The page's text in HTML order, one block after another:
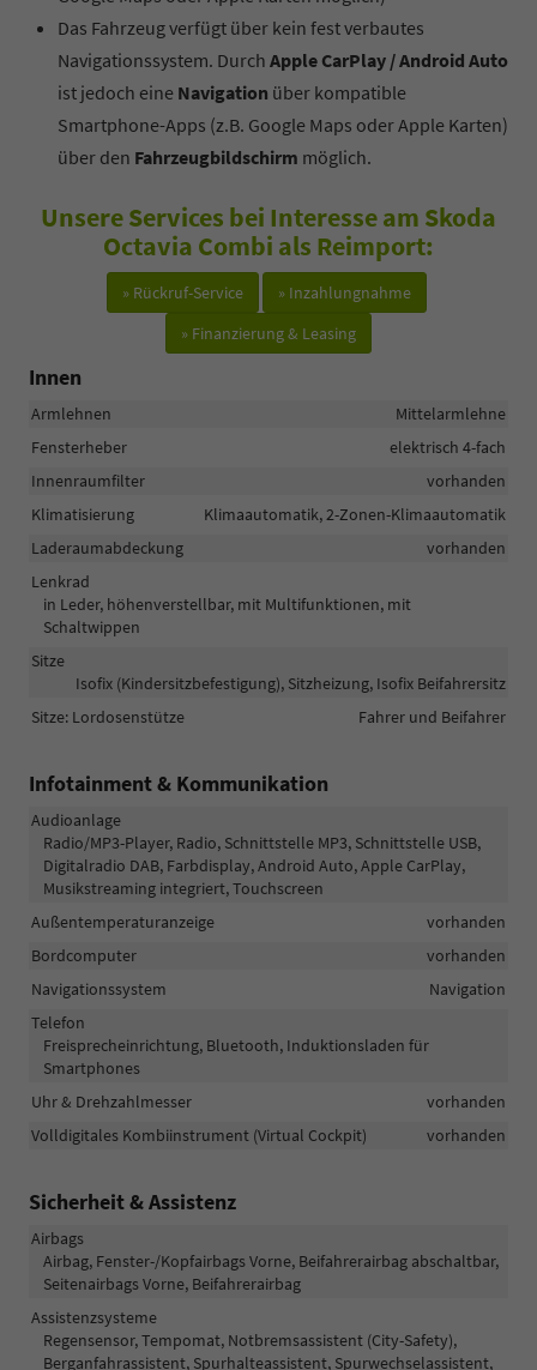
Das Fahrzeug verfügt über kein fest verbautes
Navigationssystem. Durch Apple CarPlay / Android Auto
ist jedoch eine Navigation über kompatible
Smartphone-Apps (z.B. Google Maps oder Apple Karten)
über den Fahrzeugbildschirm möglich.
Unsere Services bei Interesse am Skoda
Octavia Combi als Reimport:
» Rückruf-Service
» Inzahlungnahme
» Finanzierung & Leasing
Innen
Armlehnen
Mittelarmlehne
Fensterheber
elektrisch 4-fach
Innenraumfilter
vorhanden
Klimatisierung
Klimaautomatik, 2-Zonen-Klimaautomatik
Laderaumabdeckung
vorhanden
Lenkrad
in Leder, höhenverstellbar, mit Multifunktionen, mit
Schaltwippen
Sitze
Isofix (Kindersitzbefestigung), Sitzheizung, Isofix Beifahrersitz
Sitze: Lordosenstütze
Fahrer und Beifahrer
Infotainment & Kommunikation
Audioanlage
Radio/MP3-Player, Radio, Schnittstelle MP3, Schnittstelle USB,
Digitalradio DAB, Farbdisplay, Android Auto, Apple CarPlay,
Musikstreaming integriert, Touchscreen
Außentemperaturanzeige
vorhanden
Bordcomputer
vorhanden
Navigationssystem
Navigation
Telefon
Freisprecheinrichtung, Bluetooth, Induktionsladen für
Smartphones
Uhr & Drehzahlmesser
vorhanden
Volldigitales Kombiinstrument (Virtual Cockpit)
vorhanden
Sicherheit & Assistenz
Airbags
Airbag, Fenster-/Kopfairbags Vorne, Beifahrerairbag abschaltbar,
Seitenairbags Vorne, Beifahrerairbag
Assistenzsysteme
Regensensor, Tempomat, Notbremsassistent (City-Safety),
Berganfahrassistent, Spurhalteassistent, Spurwechselassistent,